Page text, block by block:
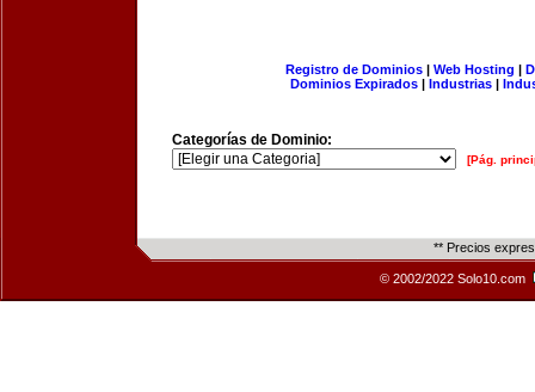
Registro de Dominios| Web Hosting |
Dominios Expirados | Industrias |
Categorías de Dominio:
[Pág.
** Precios
© 2002/2022 Solo10.com